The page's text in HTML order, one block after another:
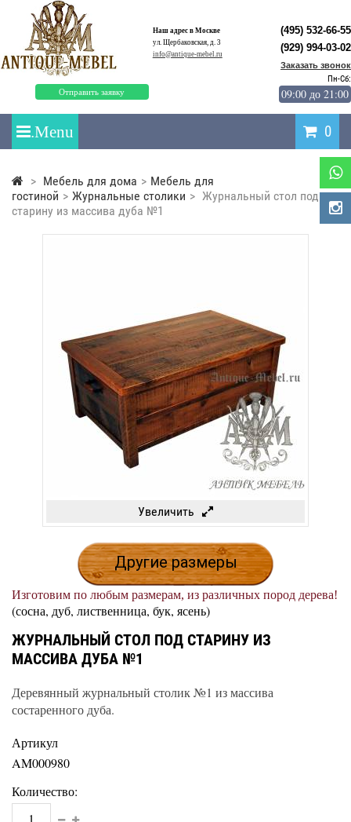
Наш адрес в Москве
ул. Щербаковская, д. 3
info@antique-mebel.ru
Отправить заявку
(495) 532-66-55
(929) 994-03-02
Заказать звонок
Пн-Сб:
09:00 до 21:00
0
> Мебель для дома > Мебель для
гостиной > Журнальные столики > Журнальный стол под
старину из массива дуба №1
Увеличить
Другие размеры
Изготовим по любым размерам, из различных пород дерева!
(сосна, дуб, лиственница, бук, ясень)
ЖУРНАЛЬНЫЙ СТОЛ ПОД СТАРИНУ ИЗ
МАССИВА ДУБА №1
Деревянный журнальный столик №1 из массива
состаренного дуба.
Артикул
AM000980
Количество: